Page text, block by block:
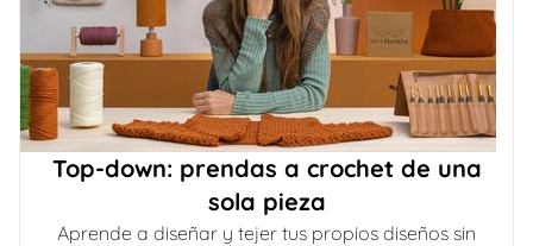
Top-down: prendas a crochet de una
sola pieza
Aprende a diseñar y tejer tus propios diseños sin